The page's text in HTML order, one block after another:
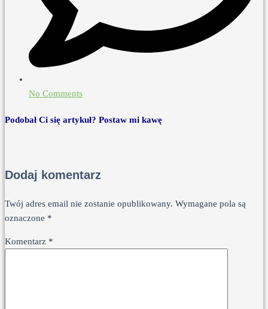
No Comments
Podobał Ci się artykuł? Postaw mi kawę
Dodaj komentarz
Twój adres email nie zostanie opublikowany. Wymagane pola są
oznaczone *
Komentarz *